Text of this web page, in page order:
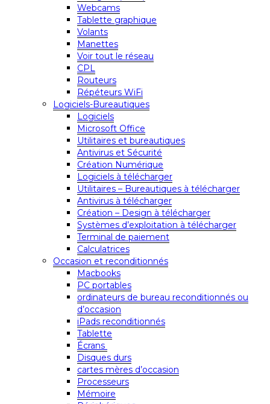
Webcams
Tablette graphique
Volants
Manettes
Voir tout le réseau
CPL
Routeurs
Répéteurs WiFi
Logiciels-Bureautiques
Logiciels
Microsoft Office
Utilitaires et bureautiques
Antivirus et Sécurité
Création Numérique
Logiciels à télécharger
Utilitaires – Bureautiques à télécharger
Antivirus à télécharger
Création – Design à télécharger
Systèmes d’exploitation à télécharger
Terminal de paiement
Calculatrices
Occasion et reconditionnés
Macbooks
PC portables
ordinateurs de bureau reconditionnés ou
d’occasion
iPads reconditionnés
Tablette
Écrans
Disques durs
cartes mères d’occasion
Processeurs
Mémoire